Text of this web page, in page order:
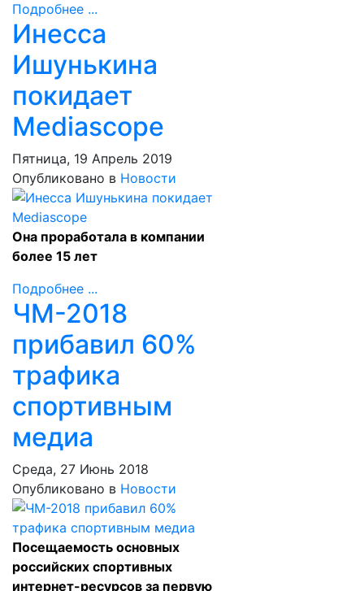
Подробнее ...
Инесса
Ишунькина
покидает
Mediascope
Пятница, 19 Апрель 2019
Опубликовано в Новости
Она проработала в компании
более 15 лет
Подробнее ...
ЧМ-2018
прибавил 60%
трафика
спортивным
медиа
Среда, 27 Июнь 2018
Опубликовано в Новости
Посещаемость основных
российских спортивных
интернет-ресурсов за первую